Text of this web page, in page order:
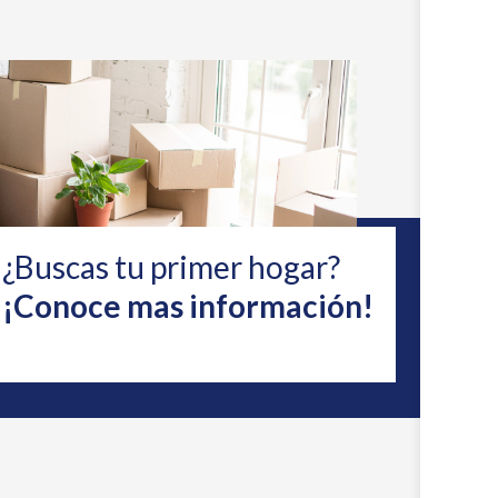
¿Buscas tu primer hogar?
¡Conoce mas información!